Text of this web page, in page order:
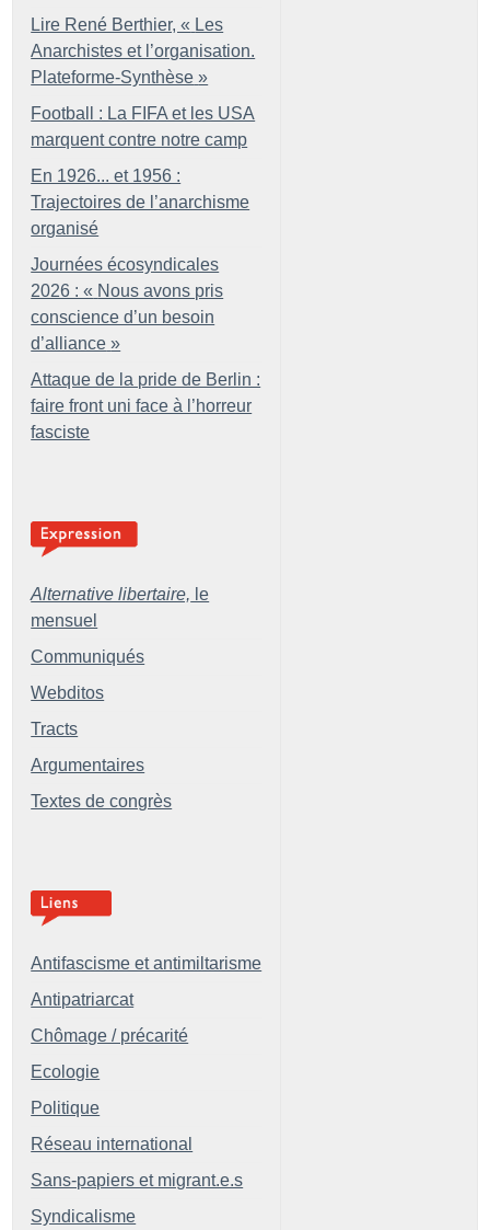
Lire René Berthier, « Les
Anarchistes et l’organisation.
Plateforme-Synthèse »
Football : La FIFA et les USA
marquent contre notre camp
En 1926... et 1956 :
Trajectoires de l’anarchisme
organisé
Journées écosyndicales
2026 : « Nous avons pris
conscience d’un besoin
d’alliance »
Attaque de la pride de Berlin :
faire front uni face à l’horreur
fasciste
Alternative libertaire, le
mensuel
Communiqués
Webditos
Tracts
Argumentaires
Textes de congrès
Antifascisme et antimiltarisme
Antipatriarcat
Chômage / précarité
Ecologie
Politique
Réseau international
Sans-papiers et migrant.e.s
Syndicalisme